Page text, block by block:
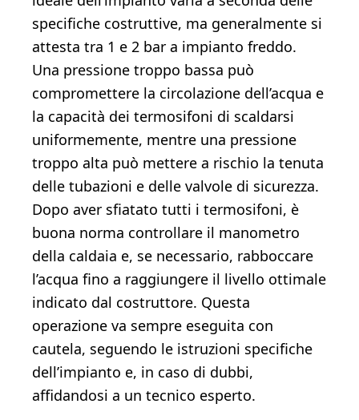
specifiche costruttive, ma generalmente si
attesta tra 1 e 2 bar a impianto freddo.
Una pressione troppo bassa può
compromettere la circolazione dell’acqua e
la capacità dei termosifoni di scaldarsi
uniformemente, mentre una pressione
troppo alta può mettere a rischio la tenuta
delle tubazioni e delle valvole di sicurezza.
Dopo aver sfiatato tutti i termosifoni, è
buona norma controllare il manometro
della caldaia e, se necessario, rabboccare
l’acqua fino a raggiungere il livello ottimale
indicato dal costruttore. Questa
operazione va sempre eseguita con
cautela, seguendo le istruzioni specifiche
dell’impianto e, in caso di dubbi,
affidandosi a un tecnico esperto.